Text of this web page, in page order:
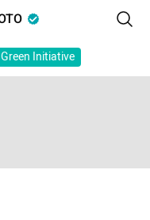
Green Initiative